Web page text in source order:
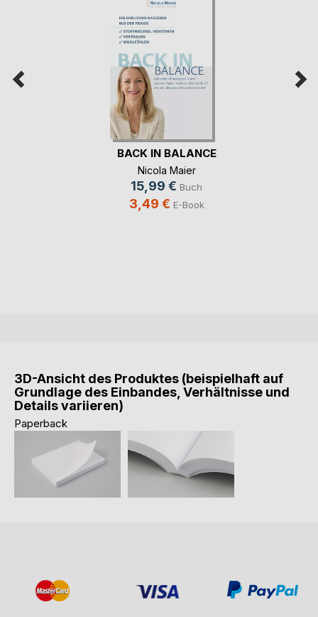
BACK IN BALANCE
Nicola Maier
15,99 € Buch
3,49 € E-Book
3D-Ansicht des Produktes (beispielhaft auf
Grundlage des Einbandes, Verhältnisse und
Details variieren)
Paperback